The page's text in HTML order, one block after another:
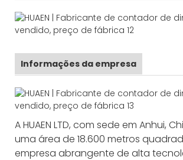
Informações da empresa
A HUAEN LTD, com sede em Anhui,
uma área de 18.600 metros
empresa abrangente de alta